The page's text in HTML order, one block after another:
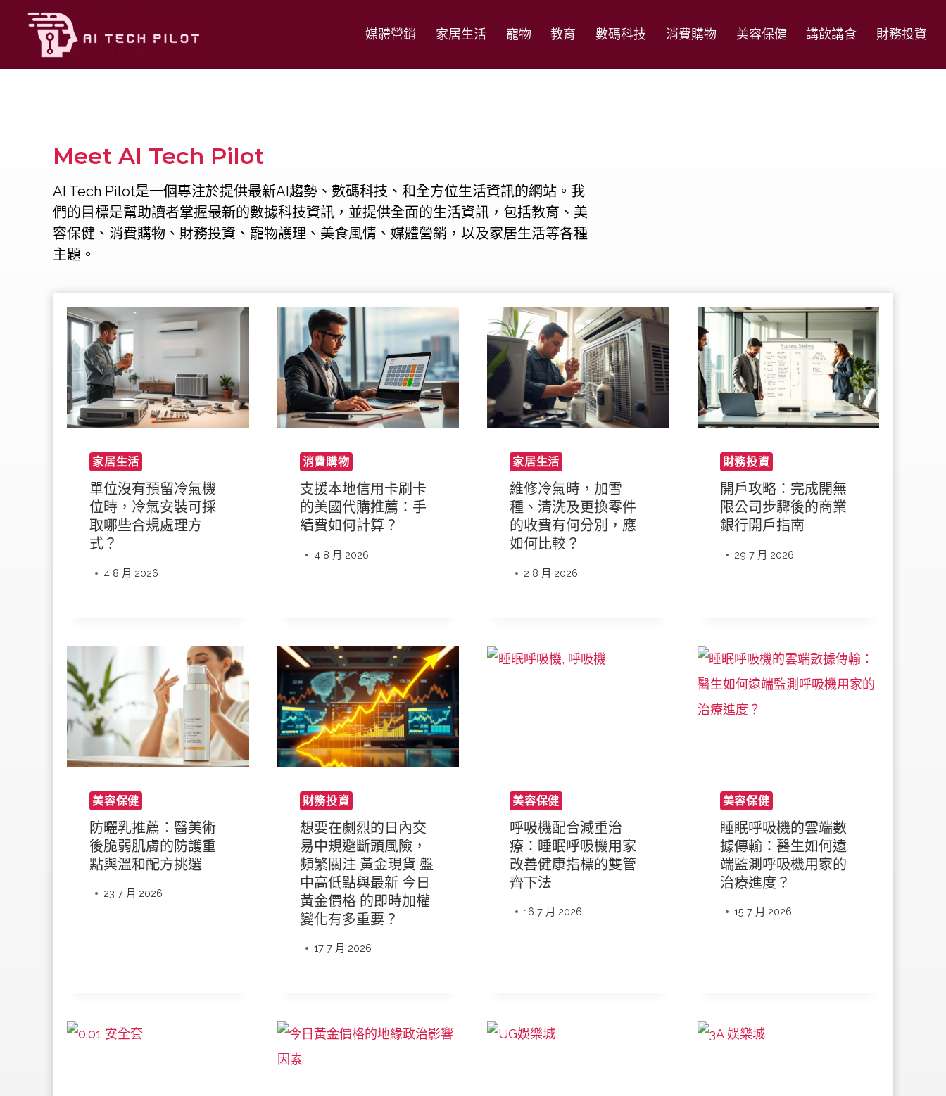
content
媒體營銷 家居生活 寵物 教育 數碼科技 消費購物 美容保健 講飲講食 財務投資
Meet AI Tech Pilot
AI Tech Pilot是一個專注於提供最新AI趨勢、數碼科技、和全方位生活資訊的網站。我
們的目標是幫助讀者掌握最新的數據科技資訊，並提供全面的生活資訊，包括教育、美
容保健、消費購物、財務投資、寵物護理、美食風情、媒體營銷，以及家居生活等各種
主題。
家居生活
單位沒有預留冷氣機
位時，冷氣安裝可採
取哪些合規處理方
式？
4 8 月 2026
消費購物
支援本地信用卡刷卡
的美國代購推薦：手
續費如何計算？
4 8 月 2026
家居生活
維修冷氣時，加雪
種、清洗及更換零件
的收費有何分別，應
如何比較？
2 8 月 2026
財務投資
開戶攻略：完成開無
限公司步驟後的商業
銀行開戶指南
29 7 月 2026
美容保健
防曬乳推薦：醫美術
後脆弱肌膚的防護重
點與溫和配方挑選
23 7 月 2026
財務投資
想要在劇烈的日內交
易中規避斷頭風險，
頻繁關注 黃金現貨 盤
中高低點與最新 今日
黃金價格 的即時加權
變化有多重要？
17 7 月 2026
美容保健
呼吸機配合減重治
療：睡眠呼吸機用家
改善健康指標的雙管
齊下法
16 7 月 2026
美容保健
睡眠呼吸機的雲端數
據傳輸：醫生如何遠
端監測呼吸機用家的
治療進度？
15 7 月 2026